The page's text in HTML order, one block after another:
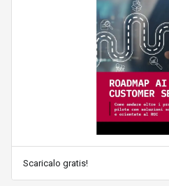
Scaricalo gratis!